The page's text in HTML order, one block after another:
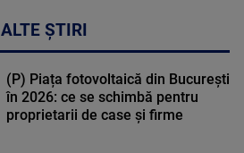
ALTE ȘTIRI
(P) Piața fotovoltaică din București
în 2026: ce se schimbă pentru
proprietarii de case și firme